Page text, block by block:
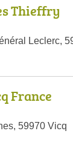
Thieffry
Leclerc,
France
59970 Vicq